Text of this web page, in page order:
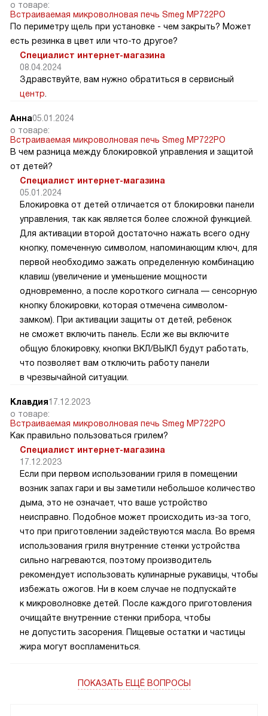
о товаре:
Встраиваемая микроволновая печь Smeg MP722PO
По периметру щель при установке - чем закрыть? Может
есть резинка в цвет или что-то другое?
Специалист интернет-магазина
08.04.2024
Здравствуйте, вам нужно обратиться в сервисный
центр
Анна05.01.2024
о товаре:
Встраиваемая микроволновая печь Smeg MP722PO
В чем разница между блокировкой управления и защитой
от детей?
Специалист интернет-магазина
05.01.2024
Блокировка от детей отличается от блокировки панели
управления, так как является более сложной функцией.
Для активации второй достаточно нажать всего одну
кнопку, помеченную символом, напоминающим ключ, для
первой необходимо зажать определенную комбинацию
клавиш (увеличение и уменьшение мощности
одновременно, а после короткого сигнала — сенсорную
кнопку блокировки, которая отмечена символом-
замком). При активации защиты от детей, ребенок
не сможет включить панель. Если же вы включите
общую блокировку, кнопки ВКЛ/ВЫКЛ будут работать,
что позволяет вам отключить работу панели
в чрезвычайной ситуации.
Клавдия17.12.2023
о товаре:
Встраиваемая микроволновая печь Smeg MP722PO
Как правильно пользоваться грилем?
Специалист интернет-магазина
17.12.2023
Если при первом использовании гриля в помещении
возник запах гари и вы заметили небольшое количество
дыма, это не означает, что ваше устройство
неисправно. Подобное может происходить из-за того,
что при приготовлении задействуются масла. Во время
использования гриля внутренние стенки устройства
сильно нагреваются, поэтому производитель
рекомендует использовать кулинарные рукавицы, чтобы
избежать ожогов. Ни в коем случае не подпускайте
к микроволновке детей. После каждого приготовления
очищайте внутренние стенки прибора, чтобы
не допустить засорения. Пищевые остатки и частицы
жира могут воспламениться.
ПОКАЗАТЬ ЕЩЁ ВОПРОСЫ